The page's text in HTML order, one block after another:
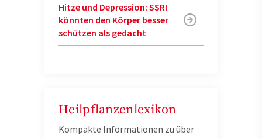
Hitze und Depression: SSRI
könnten den Körper besser
schützen als gedacht
Heilpflanzenlexikon
Kompakte Informationen zu über